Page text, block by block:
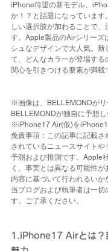
iPhone待望の新モデル、
か！？と話題になっていま
しい選択肢が加わることで、
す。Apple製品のAirシリーズ
シュなデザインで大人気。
て、どんなカラーが登場する
関心を引きつける要素が満載
※画像は、BELLEMONDがリ
BELLEMONDが独自に予想し
※iPhone17 Air(仮)を
免責事項：この記事に記載さ
されているニュースサイトや
予測および推測です。Apple
く、事実とは異なる可能性
内容に基づいて行われるいか
当ブログおよび執筆者は一切
す。ご了承ください。
1.iPhone17 Airとは？